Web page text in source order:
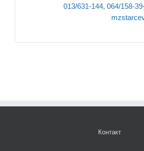
013/631-144, 064/158-
Контакт